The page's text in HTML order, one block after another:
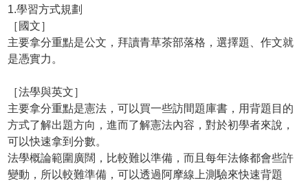
1.學習方式規劃
［國文］
主要拿分重點是公文，拜讀青草茶部落格，選擇題、作文就
是憑實力。
［法學與英文］
主要拿分重點是憲法，可以買一些訪間題庫書，用背題目的
方式了解出題方向，進而了解憲法內容，對於初學者來說，
可以快速拿到分數。
法學概論範圍廣闊，比較難以準備，而且每年法條都會些許
變動，所以較難準備，可以透過阿摩線上測驗來快速背題